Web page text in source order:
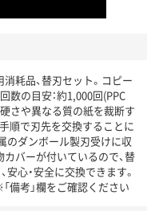
耗品、替刃セット。コピー
数の目安：約1,000回(PPC
さや異なる質の紙を裁断す
順で刃先を交換することに
のダンボール製刃受けに収
バーが付いているので、替
心・安全に交換できます。
備考」欄をご確認ください